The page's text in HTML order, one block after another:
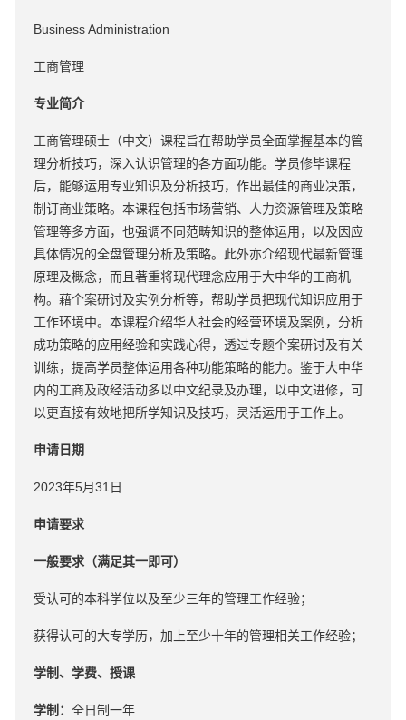
Business Administration
工商管理
专业简介
工商管理硕士（中文）课程旨在帮助学员全面掌握基本的管
理分析技巧，深入认识管理的各方面功能。学员修毕课程
后，能够运用专业知识及分析技巧，作出最佳的商业决策，
制订商业策略。本课程包括巿场营销、人力资源管理及策略
管理等多方面，也强调不同范畴知识的整体运用，以及因应
具体情况的全盘管理分析及策略。此外亦介绍现代最新管理
原理及概念，而且著重将现代理念应用于大中华的工商机
构。藉个案研讨及实例分析等，帮助学员把现代知识应用于
工作环境中。本课程介绍华人社会的经营环境及案例，分析
成功策略的应用经验和实践心得，透过专题个案研讨及有关
训练，提高学员整体运用各种功能策略的能力。鉴于大中华
内的工商及政经活动多以中文纪录及办理，以中文进修，可
以更直接有效地把所学知识及技巧，灵活运用于工作上。
申请日期
2023年5月31日
申请要求
一般要求（满足其一即可）
受认可的本科学位以及至少三年的管理工作经验；
获得认可的大专学历，加上至少十年的管理相关工作经验；
学制、学费、授课
学制： 全日制一年